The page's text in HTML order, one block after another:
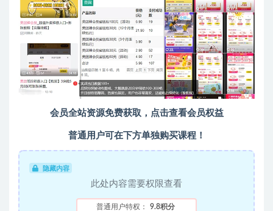
会员全站资源免费获取，点击查看会员权益
普通用户可在下方单独购买课程！
隐藏内容
此处内容需要权限查看
普通用户特权： 9.8积分